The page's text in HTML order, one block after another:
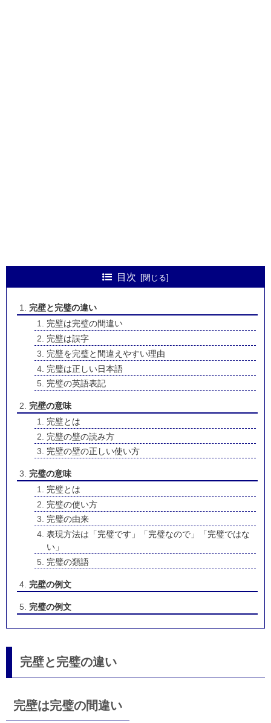
目次
完壁と完璧の違い
完壁は完璧の間違い
完壁は誤字
完壁を完璧と間違えやすい理由
完璧は正しい日本語
完璧の英語表記
完壁の意味
完壁とは
完壁の壁の読み方
完壁の壁の正しい使い方
完璧の意味
完璧とは
完璧の使い方
完璧の由来
表現方法は「完璧です」「完璧なので」「完璧ではな
い」
完璧の類語
完壁の例文
完璧の例文
完壁と完璧の違い
完壁は完璧の間違い